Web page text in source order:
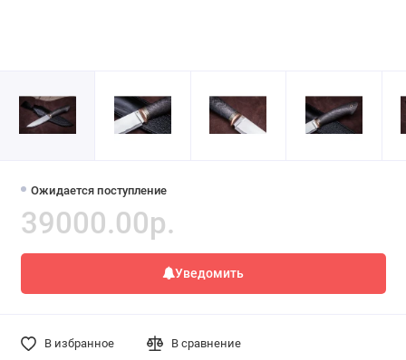
Ожидается поступление
39000.00р.
Уведомить
В избранное В сравнение